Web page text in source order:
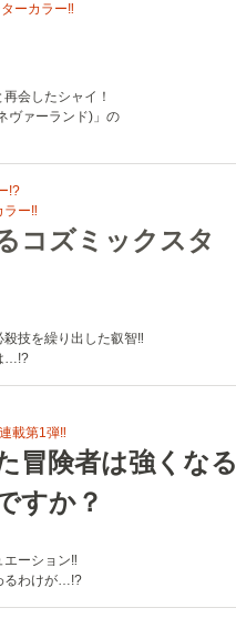
ーカラー‼
会したシャイ！
ヴァーランド)」の
!?
ラー‼
コズミックスタ
技を繰り出した叡智‼
…!?
載第1弾‼
冒険者は強くなる
すか？
ーション‼
るわけが…!?